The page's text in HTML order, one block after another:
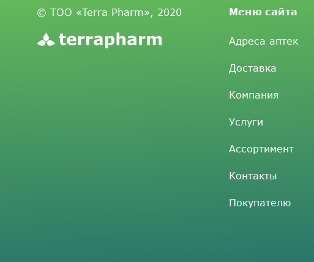
© ТОО «Terra Pharm», 2020 Меню сайта
Адреса аптек
Доставка
Компания
Услуги
Ассортимент
Контакты
Покупателю